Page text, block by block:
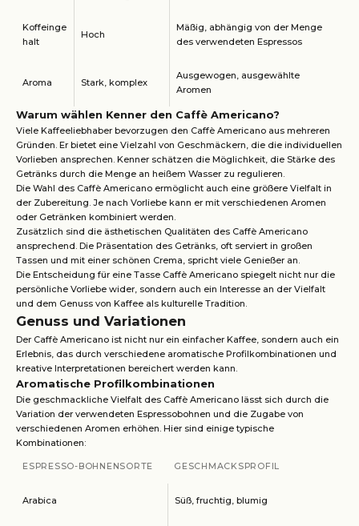
Koffeinge
halt
Hoch
Mäßig, abhängig von der Menge
des verwendeten Espressos
Aroma Stark, komplex
Ausgewogen, ausgewählte
Aromen
Warum wählen Kenner den Caffè Americano?
Viele Kaffeeliebhaber bevorzugen den Caffè Americano aus mehreren
Gründen. Er bietet eine Vielzahl von Geschmäckern, die die individuellen
Vorlieben ansprechen. Kenner schätzen die Möglichkeit, die Stärke des
Getränks durch die Menge an heißem Wasser zu regulieren.
Die Wahl des Caffè Americano ermöglicht auch eine größere Vielfalt in
der Zubereitung. Je nach Vorliebe kann er mit verschiedenen Aromen
oder Getränken kombiniert werden.
Zusätzlich sind die ästhetischen Qualitäten des Caffè Americano
ansprechend. Die Präsentation des Getränks, oft serviert in großen
Tassen und mit einer schönen Crema, spricht viele Genießer an.
Die Entscheidung für eine Tasse Caffè Americano spiegelt nicht nur die
persönliche Vorliebe wider, sondern auch ein Interesse an der Vielfalt
und dem Genuss von Kaffee als kulturelle Tradition.
Genuss und Variationen
Der Caffè Americano ist nicht nur ein einfacher Kaffee, sondern auch ein
Erlebnis, das durch verschiedene aromatische Profilkombinationen und
kreative Interpretationen bereichert werden kann.
Aromatische Profilkombinationen
Die geschmackliche Vielfalt des Caffè Americano lässt sich durch die
Variation der verwendeten Espressobohnen und die Zugabe von
verschiedenen Aromen erhöhen. Hier sind einige typische
Kombinationen:
ESPRESSO-BOHNENSORTE GESCHMACKSPROFIL
Arabica Süß, fruchtig, blumig